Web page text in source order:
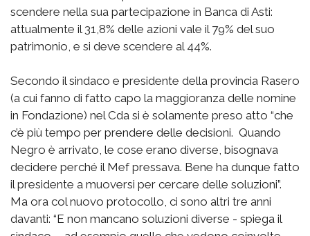
scendere nella sua partecipazione in Banca di Asti:
attualmente il 31,8% delle azioni vale il 79% del suo
patrimonio, e si deve scendere al 44%.
Secondo il sindaco e presidente della provincia Rasero
(a cui fanno di fatto capo la maggioranza delle nomine
in Fondazione) nel Cda si è solamente preso atto “che
c’è più tempo per prendere delle decisioni. Quando
Negro è arrivato, le cose erano diverse, bisognava
decidere perché il Mef pressava. Bene ha dunque fatto
il presidente a muoversi per cercare delle soluzioni”.
Ma ora col nuovo protocollo, ci sono altri tre anni
davanti: “E non mancano soluzioni diverse - spiega il